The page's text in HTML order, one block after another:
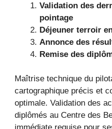
Validation des
pointage
Déjeuner terroir
Annonce des
Remise des
Maîtrise technique du
cartographique précis et
optimale. Validation des
diplômés au Centre des